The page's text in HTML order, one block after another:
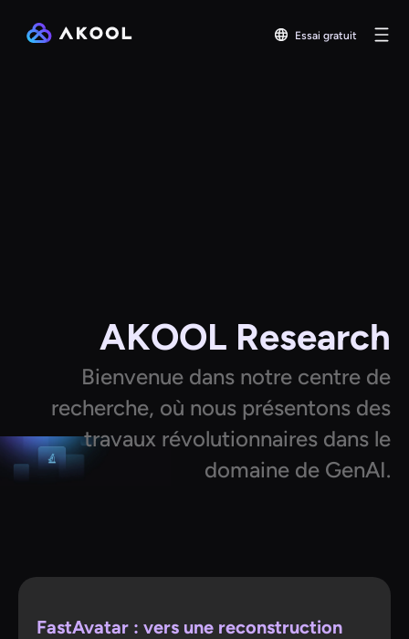
Essai gratuit
AKOOL Research
Bienvenue dans notre centre de
recherche, où nous présentons des
travaux révolutionnaires dans le
domaine de GenAI.
FastAvatar : vers une reconstruction